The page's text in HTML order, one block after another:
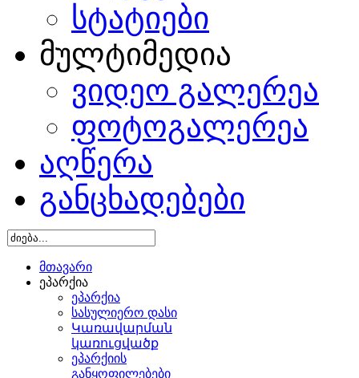
სტატიები
მულტიმედია
ვიდეო გალერეა
ფოტოგალერეა
აღწერა
განცხადებები
მთავარი
ეპარქია
ეპარქია
სასულიერო დასი
Կառավարման
կառուցվածք
ეპარქიის
განყოფილებები